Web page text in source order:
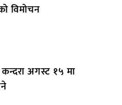
विमोचन
कन्दरा अगस्ट १५ मा